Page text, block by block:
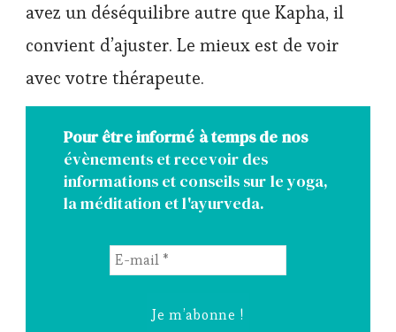
avez un déséquilibre autre que Kapha, il
convient d’ajuster. Le mieux est de voir
avec votre thérapeute.
Pour être informé à temps de nos
évènements et recevoir des
informations et conseils sur le yoga,
la méditation et l'ayurveda.
*